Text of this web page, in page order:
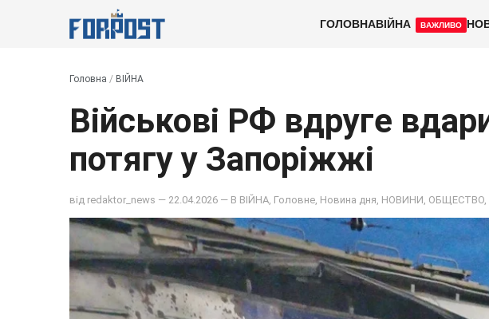
ГОЛОВНАВІЙНА ВАЖЛИВО
Головна / ВІЙНА
Військові РФ вдруге
потягу у Запоріжжі
від redaktor_news — 22.04.2026 — В ВІЙНА Головне Новина дня НОВИНИ ОБЩЕСТВО